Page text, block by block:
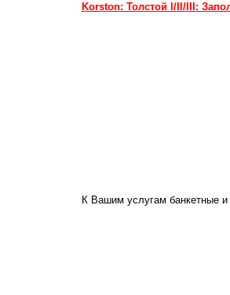
Korston: Толстой I/II/III:
К Вашим услугам банкетные